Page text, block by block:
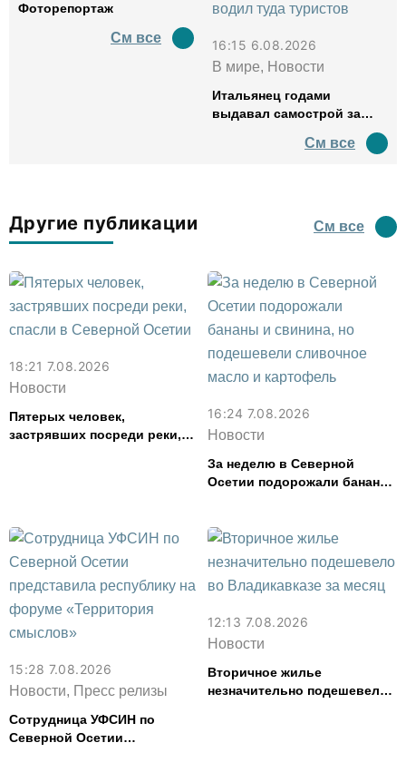
Фоторепортаж
См все
16:15 6.08.2026
В мире, Новости
Итальянец годами
выдавал самострой за
водил туда туристов
См все
Другие публикации См все
18:21 7.08.2026
Новости
Пятерых человек,
застрявших посреди реки,
16:24 7.08.2026
Новости
За неделю в Северной
Осетии подорожали бананы
картофель
15:28 7.08.2026
Новости, Пресс релизы
Сотрудница УФСИН по
Северной Осетии
12:13 7.08.2026
Новости
Вторичное жилье
незначительно подешевело